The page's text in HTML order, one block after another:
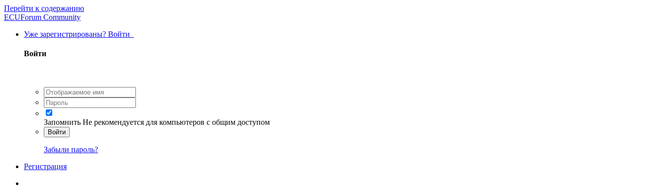
Перейти к содержанию
ECUForum Community
Уже зарегистрированы? Войти
Войти
Запомнить Не рекомендуется для компьютеров с общим доступом
Войти
Забыли пароль?
Регистрация